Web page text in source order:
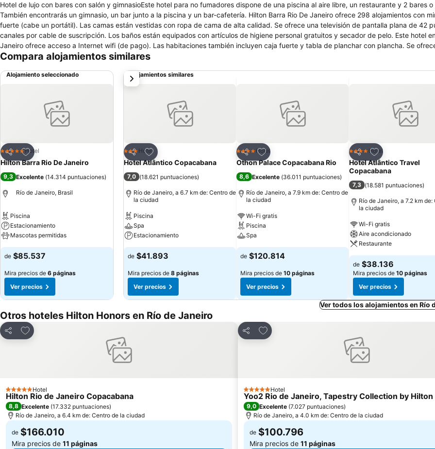
Hotel de lujo con bares con salón y gimnasioEste hotel para no fumadores dispone de una piscina al aire libre, un restaurante y 2 bares o
También encontrarás un gimnasio, un bar junto a la piscina y un bar-cafetería. Hilton Barra Rio De Janeiro ofrece 298 alojamientos con
fuerte (cabe un portátil). Las camas están vestidas con ropa de cama de alta calidad. Se ofrece una televisión de pantalla plana de 42
canales por cable de suscripción. Los baños están equipados con artículos de higiene personal gratuitos y secador de pelo. Este hotel
Janeiro ofrece acceso a Internet wifi (de pago). Las habitaciones también incluyen caja fuerte y tabla de planchar con plancha. Se
limpieza todos los días. Los servicios de ocio y esparcimiento en este hotel incluyen una piscina al aire libre y gimnasio.
Compara alojamientos similares
Alojamiento seleccionado
Compartir
Agregar a favoritos
5 EstrellasHotel
Hilton Barra Rio De Janeiro
9,3 Excelente (14.314 puntuaciones)
Río de Janeiro, Brasil
Piscina
Estacionamiento
Mascotas permitidas
de $85.537
Mira precios de 6 páginas
Ver precios
Alojamientos similares
Compartir
Agregar a favoritos
3 Estrellas
Hotel
Hotel Atlântico Copacabana
7,0 (18.621 puntuaciones)
Río de Janeiro, a 6.7 km de: Centro de
la ciudad
Piscina
Spa
Estacionamiento
de $41.893
Mira precios de 8 páginas
Ver precios
Compartir
Agregar a favoritos
4 EstrellasHotel
Othon Palace Copacabana Rio
8,6 Excelente (36.011 puntuaciones)
Río de Janeiro, a 7.9 km de: Centro de
la ciudad
Wi-Fi gratis
Piscina
Spa
de $120.814
Mira precios de 10 páginas
Ver precios
Compartir
Agregar a
4 EstrellasHotel
Hotel Atlântico Travel
Copacabana
7,3 (18.581 puntuaciones)
Río de Janeiro, a 7.2 km de:
la ciudad
Wi-Fi gratis
Aire acondicionado
Restaurante
de $38.136
Mira precios de 10 páginas
Ver precios
siguiente
Ver todos los alojamientos en Río
Otros hoteles Hilton Honors en Río de Janeiro
Compartir
Agregar a favoritos
5 EstrellasHotel
Hilton Rio de Janeiro Copacabana
8,8 Excelente (17.332 puntuaciones)
Río de Janeiro, a 6.4 km de: Centro de la ciudad
de $166.010
Mira precios de 11 páginas
Compartir
Agregar a favoritos
5 EstrellasHotel
Yoo2 Rio de Janeiro, Tapestry Collection by Hilton
9,0 Excelente (7.027 puntuaciones)
Río de Janeiro, a 4.0 km de: Centro de la ciudad
de $100.796
Mira precios de 11 páginas